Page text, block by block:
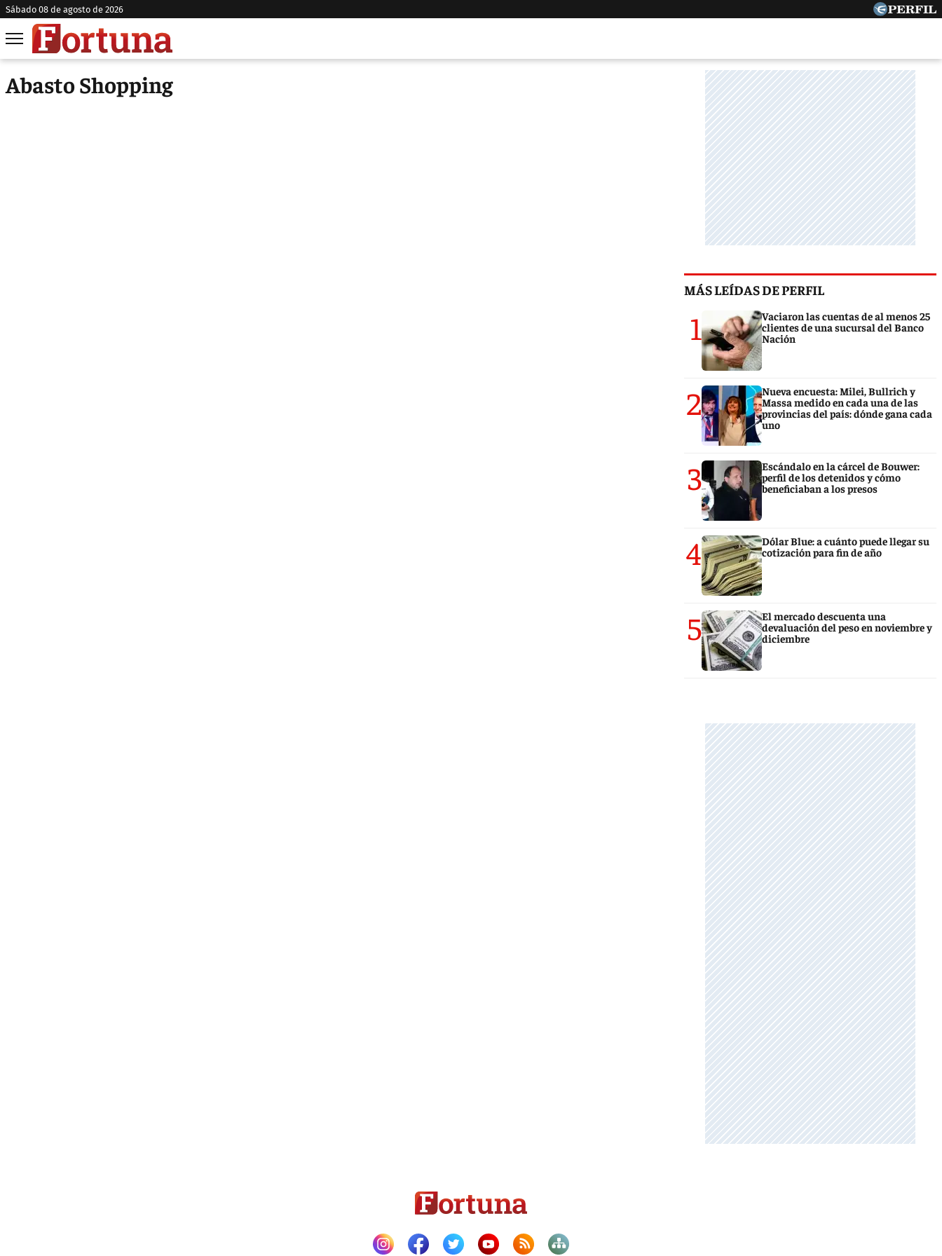
sábado 08 de agosto de 2026
Abasto Shopping
MÁS LEÍDAS DE PERFIL
1
Vaciaron las cuentas de al menos 25
clientes de una sucursal del Banco
Nación
2
Nueva encuesta: Milei, Bullrich y
Massa medido en cada una de las
provincias del país: dónde gana cada
uno
3
Escándalo en la cárcel de Bouwer:
perfil de los detenidos y cómo
beneficiaban a los presos
4
Dólar Blue: a cuánto puede llegar su
cotización para fin de año
5
El mercado descuenta una
devaluación del peso en noviembre y
diciembre